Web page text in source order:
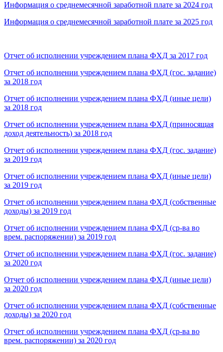
Информация о среднемесячной заработной плате за 2024 год
Информация о среднемесячной заработной плате за 2025 год
Отчет об исполнении учреждением плана ФХД за 2017 год
Отчет об исполнении учреждением плана ФХД (гос. задание)
за 2018 год
Отчет об исполнении учреждением плана ФХД (иные цели)
за 2018 год
Отчет об исполнении учреждением плана ФХД (приносящая
доход деятельность) за 2018 год
Отчет об исполнении учреждением плана ФХД (гос. задание)
за 2019 год
Отчет об исполнении учреждением плана ФХД (иные цели)
за 2019 год
Отчет об исполнении учреждением плана ФХД (собственные
доходы) за 2019 год
Отчет об исполнении учреждением плана ФХД (ср-ва во
врем. распоряжении) за 2019 год
Отчет об исполнении учреждением плана ФХД (гос. задание)
за 2020 год
Отчет об исполнении учреждением плана ФХД (иные цели)
за 2020 год
Отчет об исполнении учреждением плана ФХД (собственные
доходы) за 2020 год
Отчет об исполнении учреждением плана ФХД (ср-ва во
врем. распоряжении) за 2020 год